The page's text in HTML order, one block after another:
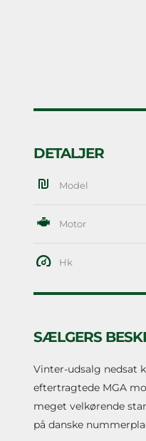
DETALJER
Model
Motor
Hk
SÆLGERS
Vinter-udsalg nedsat
eftertragtede MGA
meget velkørende
på danske